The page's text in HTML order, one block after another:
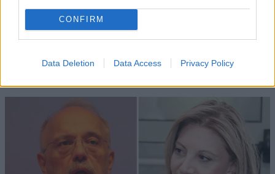
CONFIRM
Data Deletion Data Access Privacy Policy
ΕΛΛΑΔΑ2 ω. πριν
ρώτησε πόσο κοστίζει για να ασελγήσει σε ένα